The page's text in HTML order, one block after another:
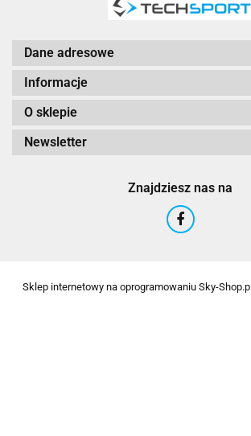
Dane adresowe
Informacje
O sklepie
Newsletter
Znajdziesz nas na
Sklep internetowy na oprogramowaniu Sky-Shop.pl